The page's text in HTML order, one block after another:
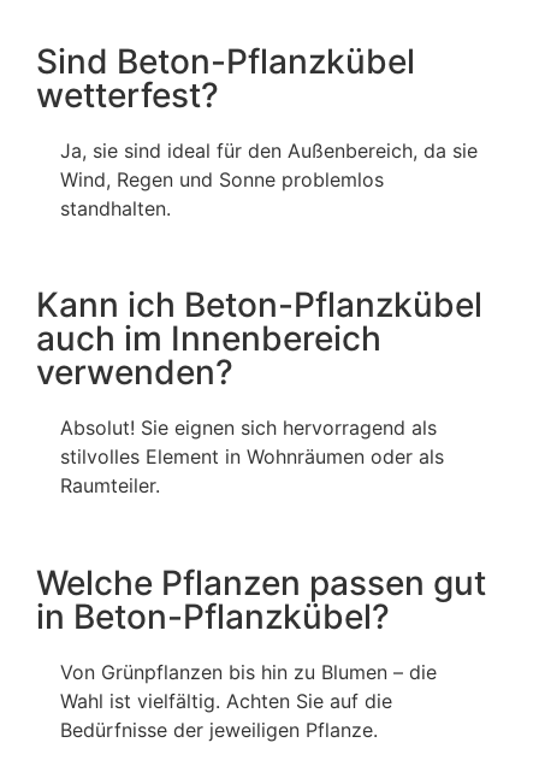
Sind Beton-Pflanzkübel
wetterfest?
Ja, sie sind ideal für den Außenbereich, da sie
Wind, Regen und Sonne problemlos
standhalten.
Kann ich Beton-Pflanzkübel
auch im Innenbereich
verwenden?
Absolut! Sie eignen sich hervorragend als
stilvolles Element in Wohnräumen oder als
Raumteiler.
Welche Pflanzen passen gut
in Beton-Pflanzkübel?
Von Grünpflanzen bis hin zu Blumen – die
Wahl ist vielfältig. Achten Sie auf die
Bedürfnisse der jeweiligen Pflanze.